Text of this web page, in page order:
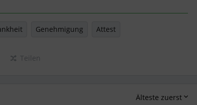
Genehmigung Attest
Teilen
Älteste zuerst